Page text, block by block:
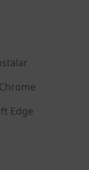
Edge